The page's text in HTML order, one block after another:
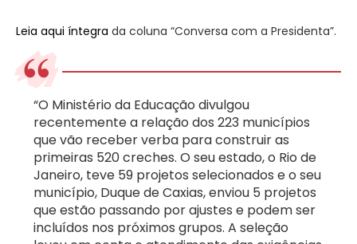
Leia aqui íntegra da coluna “Conversa com a Presidenta”.
“O Ministério da Educação divulgou
recentemente a relação dos 223 municípios
que vão receber verba para construir as
primeiras 520 creches. O seu estado, o Rio de
Janeiro, teve 59 projetos selecionados e o seu
município, Duque de Caxias, enviou 5 projetos
que estão passando por ajustes e podem ser
incluídos nos próximos grupos. A seleção